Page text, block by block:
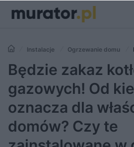
Instalacje Ogrzewanie domu
gazowych! Od kiedy? Co to oznacza dla
zainstalowane w domach trzeba będzie
Będzie zakaz
gazowych! Od
oznacza dla
domów? Czy te